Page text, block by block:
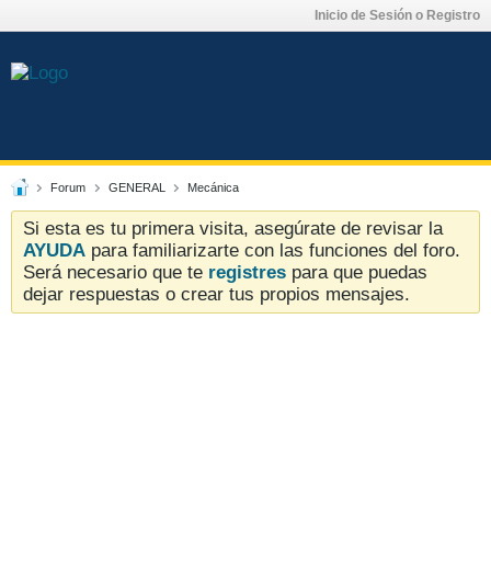
Inicio de Sesión o Registro
Forum GENERAL Mecánica
Si esta es tu primera visita, asegúrate de revisar la
AYUDA para familiarizarte con las funciones del foro.
Será necesario que te registres para que puedas
dejar respuestas o crear tus propios mensajes.